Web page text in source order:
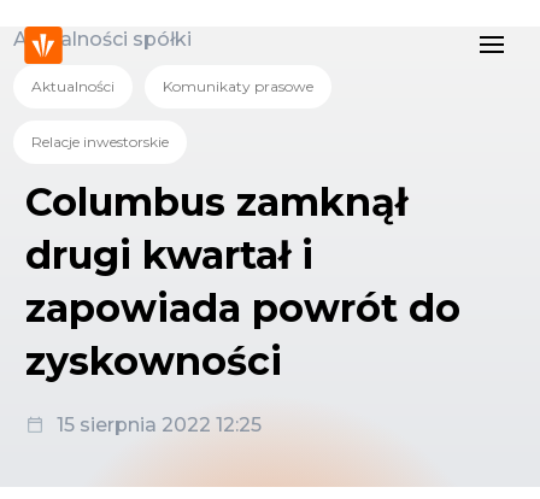
Aktualności spółki
Aktualności Komunikaty prasowe
Relacje inwestorskie
Columbus zamknął
drugi kwartał i
zapowiada powrót do
zyskowności
15 sierpnia 2022 12:25